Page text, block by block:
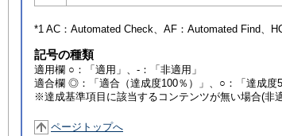
*1 AC： Automated Check、AF： Automated Find、
記号の種類
適用欄 ○：「適用」、-：「非適用」
適合欄 ◎：「適合（達成度100％）」、○：「達成度
※達成基準項目に該当するコンテンツが無い場合(非
ページトップへ